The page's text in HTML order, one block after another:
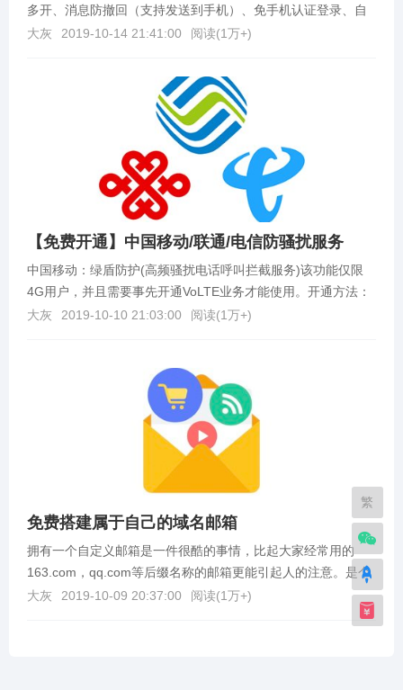
多开、消息防撤回（支持发送到手机）、免手机认证登录、自
动回复、远程控制自己的 macOS、群发等...
大灰 2019-10-14 21:41:00 阅读(1万+)
【免费开通】中国移动/联通/电信防骚扰服务
中国移动：绿盾防护(高频骚扰电话呼叫拦截服务)该功能仅限
4G用户，并且需要事先开通VoLTE业务才能使用。开通方法：
发送短信 KTFSR 到 10086 即可开...
大灰 2019-10-10 21:03:00 阅读(1万+)
免费搭建属于自己的域名邮箱
拥有一个自定义邮箱是一件很酷的事情，比起大家经常用的
163.com，qq.com等后缀名称的邮箱更能引起人的注意。是个
人站长以及想要追求个性化的同志们的不二选择...
大灰 2019-10-09 20:37:00 阅读(1万+)
繁